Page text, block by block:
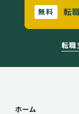
無料 転
転職
ホーム